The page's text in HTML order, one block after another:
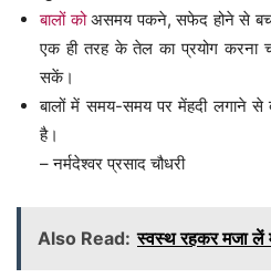
बालों कोअसमय पकने, सफेद होने से
एक ही तरह के तेल का प्रयोग करना
सकें।
बालों में समय-समय पर मेंहदी लगाने से
है।
– नर्मदेश्वर प्रसाद चौधरी
Also Read: स्वस्थ रहकर मजा लें